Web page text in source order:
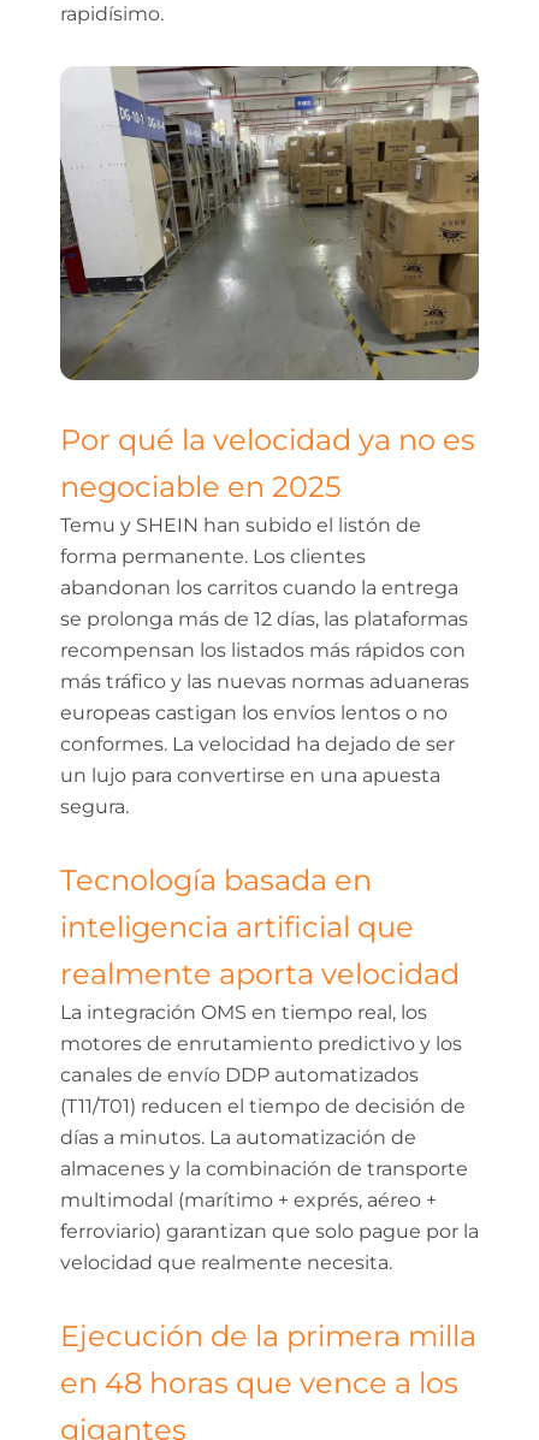
rapidísimo.
Por qué la velocidad ya no es
negociable en 2025
Temu y SHEIN han subido el listón de
forma permanente. Los clientes
abandonan los carritos cuando la entrega
se prolonga más de 12 días, las plataformas
recompensan los listados más rápidos con
más tráfico y las nuevas normas aduaneras
europeas castigan los envíos lentos o no
conformes. La velocidad ha dejado de ser
un lujo para convertirse en una apuesta
segura.
Tecnología basada en
inteligencia artificial que
realmente aporta velocidad
La integración OMS en tiempo real, los
motores de enrutamiento predictivo y los
canales de envío DDP automatizados
(T11/T01) reducen el tiempo de decisión de
días a minutos. La automatización de
almacenes y la combinación de transporte
multimodal (marítimo + exprés, aéreo +
ferroviario) garantizan que solo pague por la
velocidad que realmente necesita.
Ejecución de la primera milla
en 48 horas que vence a los
gigantes